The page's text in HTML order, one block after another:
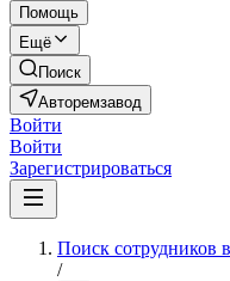
Помощь
Ещё
Поиск
Авторемзавод
Войти
Войти
Зарегистрироваться
Поиск сотрудников
/